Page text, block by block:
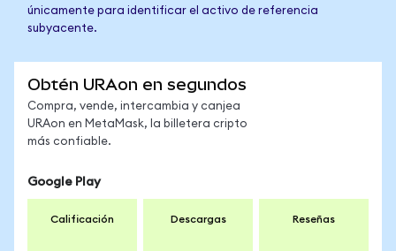
únicamente para identificar el activo de referencia
subyacente.
Obtén URAon en segundos
Compra, vende, intercambia y canjea
URAon en MetaMask, la billetera cripto
más confiable.
Google Play
Calificación Descargas Reseñas